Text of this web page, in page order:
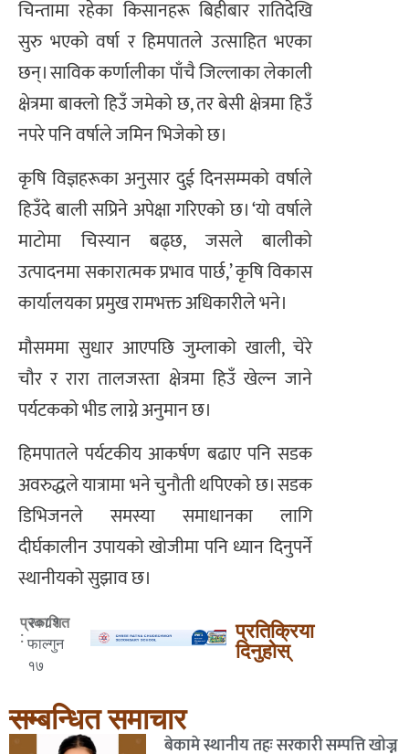
चिन्तामा रहेका किसानहरू बिहीबार रातिदेखि
सुरु भएको वर्षा र हिमपातले उत्साहित भएका
छन्। साविक कर्णालीका पाँचै जिल्लाका लेकाली
क्षेत्रमा बाक्लो हिउँ जमेको छ, तर बेसी क्षेत्रमा हिउँ
नपरे पनि वर्षाले जमिन भिजेको छ।
कृषि विज्ञहरूका अनुसार दुई दिनसम्मको वर्षाले
हिउँदे बाली सप्रिने अपेक्षा गरिएको छ। ‘यो वर्षाले
माटोमा चिस्यान बढ्छ, जसले बालीको
उत्पादनमा सकारात्मक प्रभाव पार्छ,’ कृषि विकास
कार्यालयका प्रमुख रामभक्त अधिकारीले भने।
मौसममा सुधार आएपछि जुम्लाको खाली, चेरे
चौर र रारा तालजस्ता क्षेत्रमा हिउँ खेल्न जाने
पर्यटकको भीड लाग्ने अनुमान छ।
हिमपातले पर्यटकीय आकर्षण बढाए पनि सडक
अवरुद्धले यात्रामा भने चुनौती थपिएको छ। सडक
डिभिजनले समस्या समाधानका लागि
दीर्घकालीन उपायको खोजीमा पनि ध्यान दिनुपर्ने
स्थानीयको सुझाव छ।
प्रकाशित
:
२०८१
फाल्गुन
१७
प्रतिक्रिया
दिनुहोस्
सम्बन्धित समाचार
बेकामे स्थानीय तहः सरकारी सम्पत्ति खोज्न